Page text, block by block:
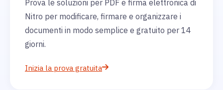
Prova le soluzioni per PDF e firma elettronica di
Nitro per modificare, firmare e organizzare i
documenti in modo semplice e gratuito per 14
giorni.
Inizia la prova gratuita